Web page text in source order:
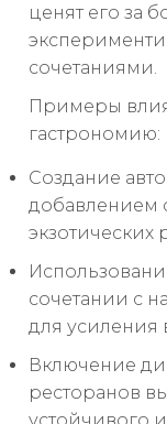
ценят его за
сочетаниями.
Примеры
гастрономию:
Создание
добавлением
экзотических
сочетании с
для усиления
Включение
ресторанов
устойчивого